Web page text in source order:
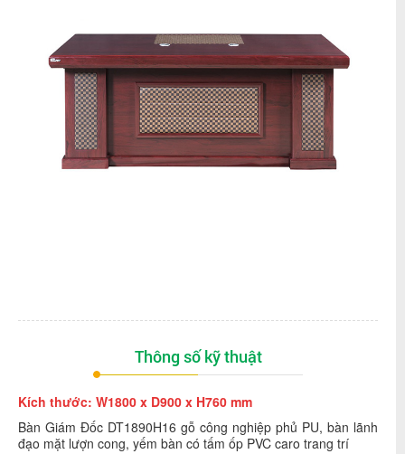
Thông số kỹ thuật
Kích thước: W1800 x D900 x H760 mm
Bàn Giám Đốc DT1890H16 gỗ công nghiệp phủ PU, bàn lãnh
đạo mặt lượn cong, yếm bàn có tấm ốp PVC caro trang trí